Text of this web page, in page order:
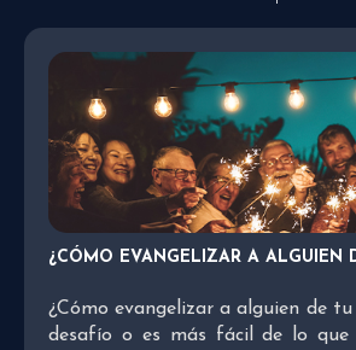
¿CÓMO EVANGELIZAR A ALGUIEN
¿Cómo evangelizar a alguien de
desafío o es más fácil de lo que